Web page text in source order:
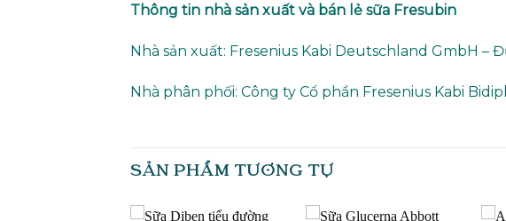
Thông tin nhà sản xuất và bán lẻ sữa Fresubin
Nhà sản xuất: Fresenius Kabi Deutschland GmbH –
Nhà phân phối: Công ty Cổ phần Fresenius Kabi
SẢN PHẨM TƯƠNG TỰ